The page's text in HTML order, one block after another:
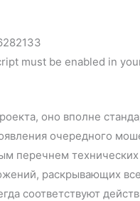
must be enabled in
оно вполне
очередного
перечнем
раскрывающих
соответствуют